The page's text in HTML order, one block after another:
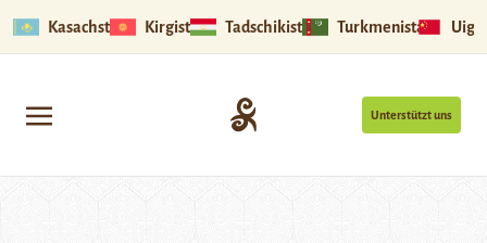
Kasachstan Kirgistan Tadschikistan Turkmenistan
Unterstützt uns